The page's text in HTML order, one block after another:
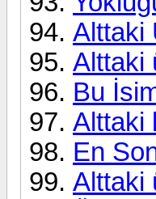
Alttaki
Alttaki
Bu
Alttaki
En
Alttaki